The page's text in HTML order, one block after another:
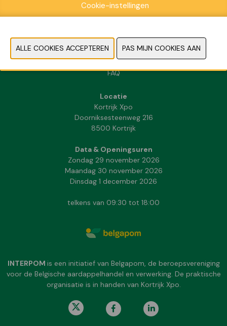
Exposantenlijst
Contact
Pers- en beeldmateriaal
FAQ
Locatie
Kortrijk Xpo
Doorniksesteenweg 216
8500 Kortrijk
Data & Openingsuren
Zondag 29 november 2026
Maandag 30 november 2026
Dinsdag 1 december 2026
telkens van 09:30 tot 18:00
INTERPOM is een initiatief van Belgapom, de beroepsvereniging
voor de Belgische aardappelhandel en verwerking. De praktische
organisatie is in handen van Kortrijk Xpo.
Cookie-instellingen